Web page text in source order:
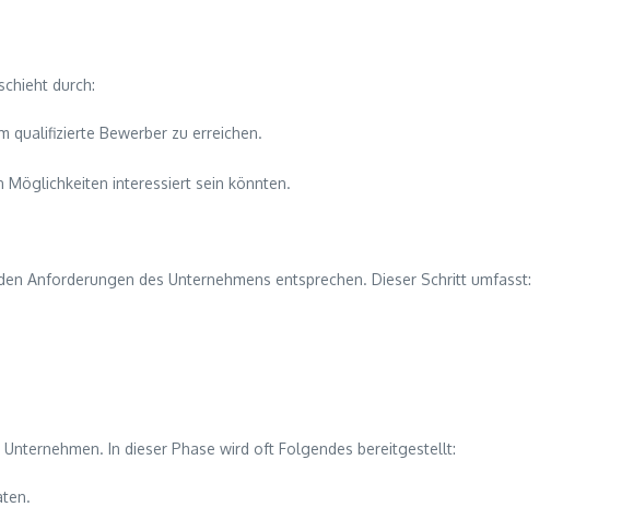
durch:
qualifizierte Bewerber zu erreichen.
Möglichkeiten interessiert sein könnten.
Anforderungen des Unternehmens entsprechen. Dieser Schritt umfasst:
In dieser Phase wird oft Folgendes bereitgestellt: